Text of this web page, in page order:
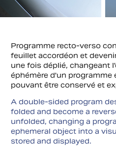
Programme recto-verso
feuillet accordéon et
une fois déplié, changeant
éphémère d'un programme
pouvant être conservé et
A double-sided program
folded and become a
unfolded, changing a
ephemeral object into a
stored and displayed.